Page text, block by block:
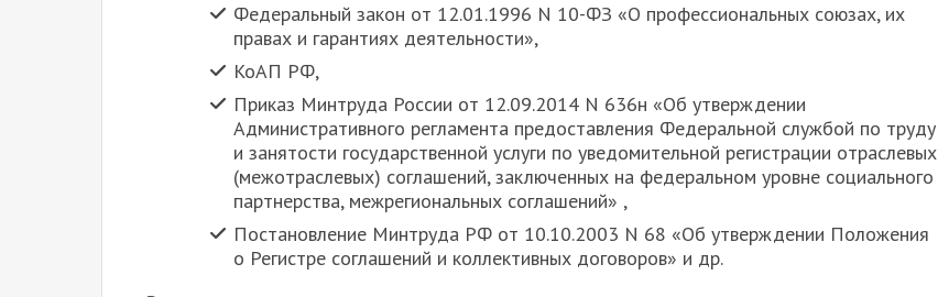
Федеральный закон от 12.01.1996 N 10-ФЗ «О профессиональных союзах, их
правах и гарантиях деятельности»,
КоАП РФ,
Приказ Минтруда России от 12.09.2014 N 636н «Об утверждении
Административного регламента предоставления Федеральной службой по труду
и занятости государственной услуги по уведомительной регистрации отраслевых
(межотраслевых) соглашений, заключенных на федеральном уровне социального
партнерства, межрегиональных соглашений» ,
Постановление Минтруда РФ от 10.10.2003 N 68 «Об утверждении Положения
о Регистре соглашений и коллективных договоров» и др.